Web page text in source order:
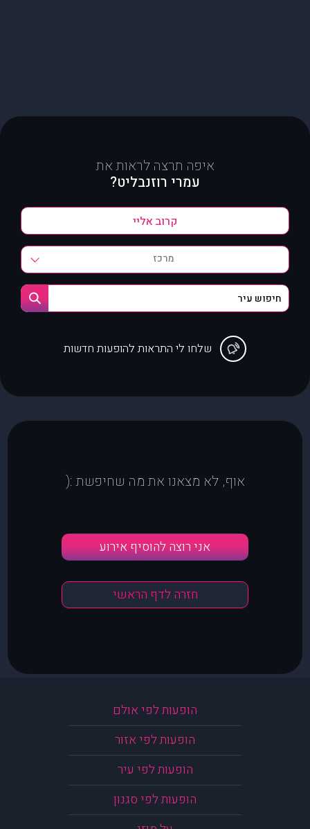
איפה תרצה לראות את
עמרי רוזנבליט?
מרכז
שלחו לי התראות להופעות חדשות
אוף, לא מצאנו את מה שחיפשת :(
אני רוצה להוסיף אירוע
חזרה לדף הראשי
הופעות לפי אולם
הופעות לפי אזור
הופעות לפי עיר
הופעות לפי סגנון